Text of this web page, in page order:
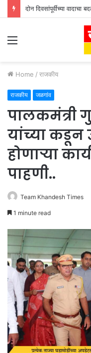
दोन दिवसांपूर्वीच्या वादाचा
Menu
Home / राजकीय
राजकीय जळगांव
पालकमंत्री
यांच्या कडून
होणाऱ्या
पाहणी..
Team Khandesh Times
1 minute read